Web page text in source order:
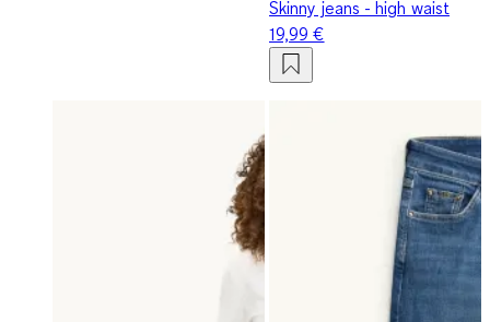
Skinny jeans - high waist
19,99 €